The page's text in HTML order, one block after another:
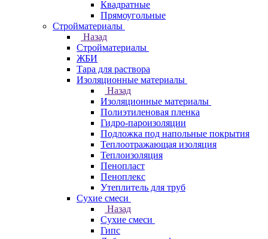
Квадратные
Прямоугольные
Стройматериалы
Назад
Стройматериалы
ЖБИ
Тара для раствора
Изоляционные материалы
Назад
Изоляционные материалы
Полиэтиленовая пленка
Гидро-пароизоляции
Подложка под напольные покрытия
Теплоотражающая изоляция
Теплоизоляция
Пенопласт
Пеноплекс
Утеплитель для труб
Сухие смеси
Назад
Сухие смеси
Гипс